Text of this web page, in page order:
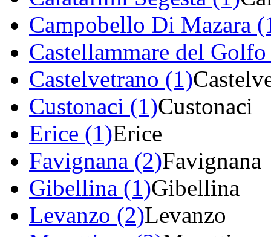
Campobello Di Mazara
Castellammare del
Castelvetrano (1)
Custonaci (1)Custonaci
Erice (1)Erice
Favignana (2)Favignana
Gibellina (1)Gibellina
Levanzo (2)Levanzo